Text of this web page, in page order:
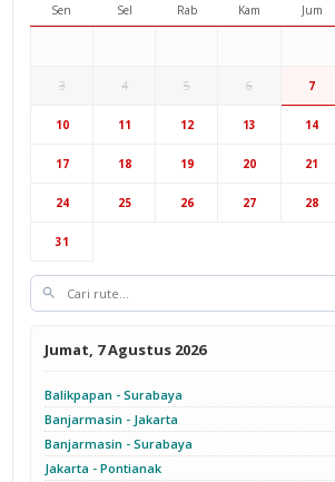
Hub Surabaya
Cab Yogyakarta
Sen Sel Rab Kam Jum
3 4 5 6 7
10 11 12 13 14
17 18 19 20 21
24 25 26 27 28
31
Jumat, 7 Agustus 2026
Balikpapan - Surabaya
Banjarmasin - Jakarta
Banjarmasin - Surabaya
Jakarta - Pontianak